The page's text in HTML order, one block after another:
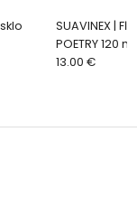
+3
SUAVINEX |
POETRY 120 ml
fyziologická
13.00 €